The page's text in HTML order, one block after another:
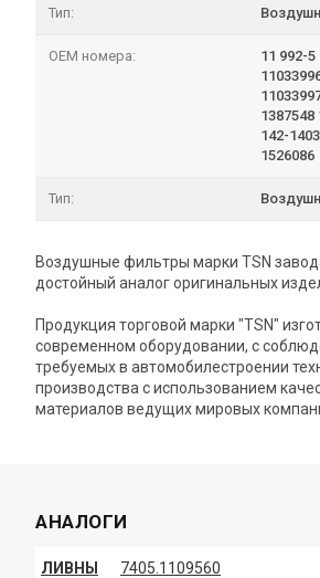
Тип:
OEM номера:
11 992-5
1387548
142-
1526086
Тип:
Воздушные фильтры марки TSN
достойный аналог оригинальных
Продукция торговой марки "TSN"
современном оборудовании, с
требуемых в автомобилестроении
производства с использованием
материалов ведущих мировых
АНАЛОГИ
ЛИВНЫ
7405.1109560